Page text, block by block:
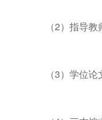
（2）指导
（3）学位